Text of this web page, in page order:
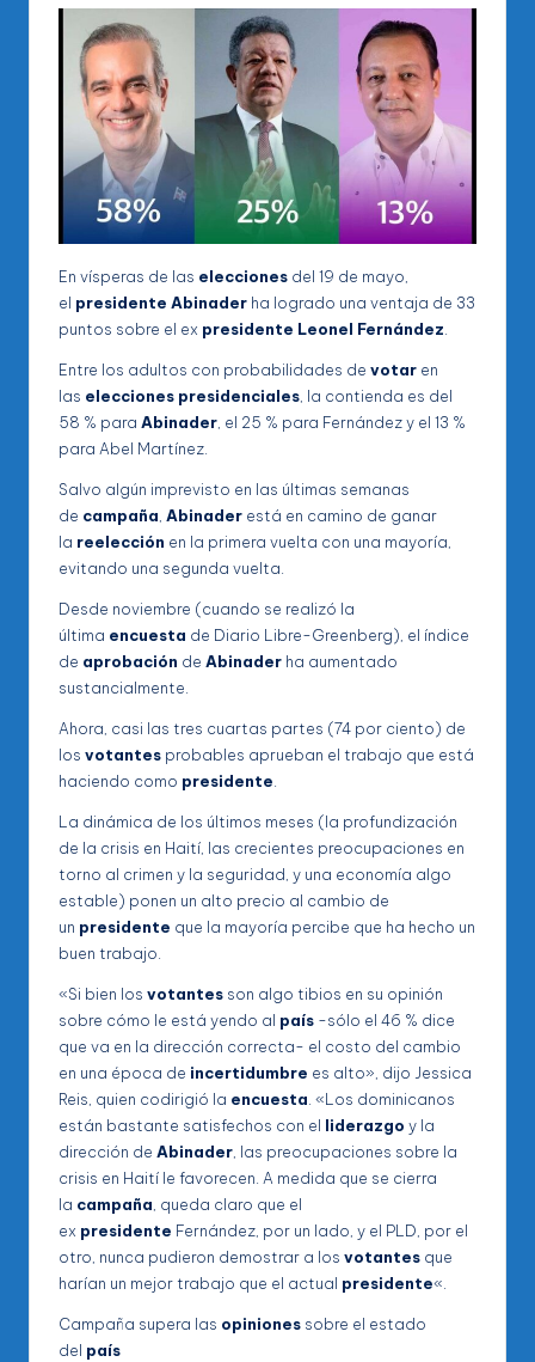
En vísperas de las elecciones del 19 de mayo,
el presidente Abinader ha logrado una ventaja de 33
puntos sobre el ex presidente Leonel Fernández.
Entre los adultos con probabilidades de votar en
las elecciones presidenciales, la contienda es del
58 % para Abinader, el 25 % para Fernández y el 13 %
para Abel Martínez.
Salvo algún imprevisto en las últimas semanas
de campaña, Abinader está en camino de ganar
la reelección en la primera vuelta con una mayoría,
evitando una segunda vuelta.
Desde noviembre (cuando se realizó la
última encuesta de Diario Libre-Greenberg), el índice
de aprobación de Abinader ha aumentado
sustancialmente.
Ahora, casi las tres cuartas partes (74 por ciento) de
los votantes probables aprueban el trabajo que está
haciendo como presidente.
La dinámica de los últimos meses (la profundización
de la crisis en Haití, las crecientes preocupaciones en
torno al crimen y la seguridad, y una economía algo
estable) ponen un alto precio al cambio de
un presidente que la mayoría percibe que ha hecho un
buen trabajo.
«Si bien los votantes son algo tibios en su opinión
sobre cómo le está yendo al país -sólo el 46 % dice
que va en la dirección correcta- el costo del cambio
en una época de incertidumbre es alto», dijo Jessica
Reis, quien codirigió la encuesta. «Los dominicanos
están bastante satisfechos con el liderazgo y la
dirección de Abinader, las preocupaciones sobre la
crisis en Haití le favorecen. A medida que se cierra
la campaña, queda claro que el
ex presidente Fernández, por un lado, y el PLD, por el
otro, nunca pudieron demostrar a los votantes que
harían un mejor trabajo que el actual presidente«.
Campaña supera las opiniones sobre el estado
del país